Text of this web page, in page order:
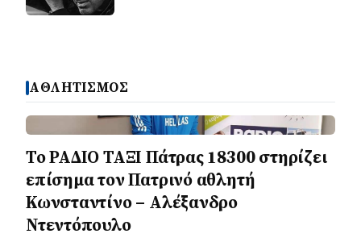
ΑΘΛΗΤΙΣΜΟΣ
Το ΡΑΔΙΟ ΤΑΞΙ Πάτρας 18300 στηρίζει
επίσημα τον Πατρινό αθλητή
Κωνσταντίνο – Αλέξανδρο
Ντεντόπουλο